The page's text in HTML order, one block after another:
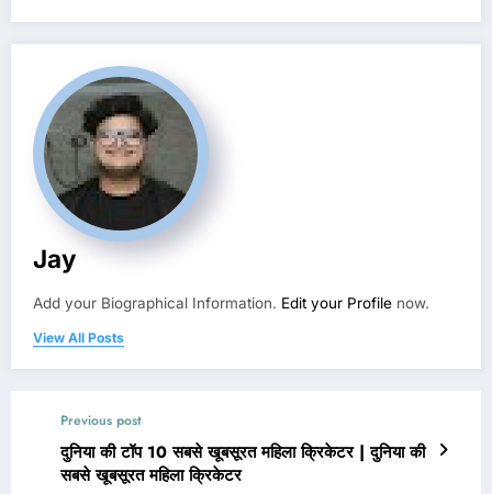
Jay
Add your Biographical Information. Edit your Profile now.
View All Posts
Previous post
दुनिया की टॉप 10 सबसे खूबसूरत महिला क्रिकेटर | दुनिया की
सबसे खूबसूरत महिला क्रिकेटर